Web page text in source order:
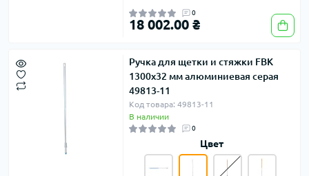
0
18 002.00 ₴
Ручка для щетки и стяжки FBK
1300х32 мм алюминиевая серая
49813-11
Код товара: 49813-11
В наличии
0
Цвет